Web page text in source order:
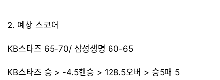
2. 예상 스코어
KB스타즈 65-70/ 삼성생명 60-65
KB스타즈 승 > -4.5핸승 > 128.5오버 > 승5패 5